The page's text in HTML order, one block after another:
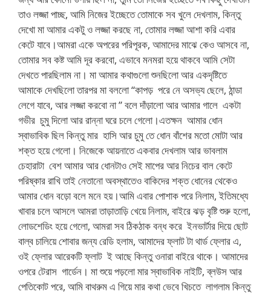
তাও লজ্জা পাচ্ছ, আমি নিজের ইচ্ছেতে তোমাকে সব খুলে দেখলাম, কিন্তু
দেখো মা আমার একটু ও লজ্জা করছে না, তোমার লজ্জা আশা করি এবার
কেটে যাবে।আমরা একে অপরের পরিপূরক, আমাদের মাঝে কেও আসবে না,
তোমার সব কষ্ট আমি দূর করবো, এভাবে মনমরা হয়ে থাকবে আমি সেটা
দেখতে পারছিলাম না। মা আমার কথাগুলো শুনছিলো আর একদৃষ্টিতে
আমাকে দেখছিলো তারপর মা বললো “কাপড় পরে নে অসভ্য ছেলে, ঠান্ডা
লেগে যাবে, আর লজ্জা করবো না ” বলে দাঁড়ালো আর আমার গালে একটা
গভীর চুমু দিলো আর রান্না ঘরে চলে গেলো।এতক্ষন আমার ধোন
স্বাভাবিক ছিল কিন্তু মার হাসি আর চুমু তে ধোন বাঁশের মতো মোটা আর
শক্ত হয়ে গেলো। নিজেকে আয়নাতে একবার দেখলাম আর ভাবলাম
চেহারাটা বেশ আমার আর ধোনটাও সেই মাপের আর নিচের বাল কেটে
পরিষ্কার রাখি তাই নেতানো অবস্থাতেও বাকিদের শক্ত ধোনের থেকেও
আমার ধোন বড়ো বলে মনে হয়।আমি এবার পোশাক পরে নিলাম, ইতিমধ্যে
খাবার চলে আসলে আমরা তাড়াতাড়ি খেয়ে নিলাম, বাইরে ঝড় বৃষ্টি শুরু হলো,
লোডশেডিং হয়ে গেলো, আমরা সব ঠিকঠাক বন্ধ করে ইনভার্টার দিয়ে ছোট
বাল্ব চালিয়ে শোবার জন্য রেডি হলাম, আমাদের ফ্লাট টা থার্ড ফ্লোর এ,
ওই ফ্লোর আরেকটি ফ্লাট ই আছে কিন্তু ওনারা বাইরে থাকে। আমাদের
ওপরে টেরাস গার্ডেন। মা শুয়ে পড়লো মার স্বাভাবিক নাইটি, ব্লউস আর
পেতিকোট পরে, আমি বাথরুম এ গিয়ে মার কথা ভেবে খিচতে লাগলাম কিন্তু